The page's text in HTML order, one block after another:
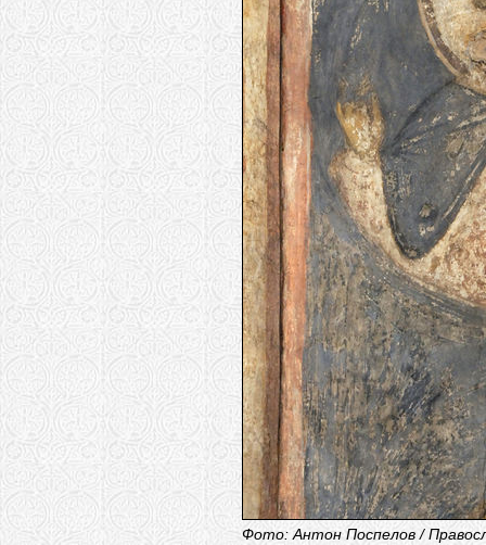
Фото: Антон Поспелов /